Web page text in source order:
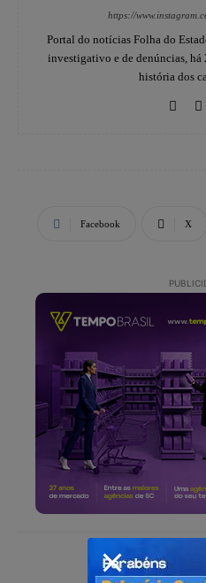
https://
Portal do notícias Folha do
investigativo e de denúncias, há
história dos
Facebook X